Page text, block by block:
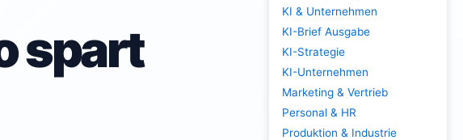
spart
KI & Unternehmen
KI-Brief Ausgabe
KI-Strategie
KI-Unternehmen
Marketing & Vertrieb
Personal & HR
Produktion & Industrie